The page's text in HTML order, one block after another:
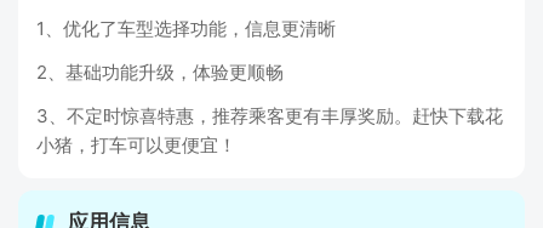
1、优化了车型选择功能，信息更清晰
2、基础功能升级，体验更顺畅
3、不定时惊喜特惠，推荐乘客更有丰厚奖励。赶快下载花
小猪，打车可以更便宜！
应用信息